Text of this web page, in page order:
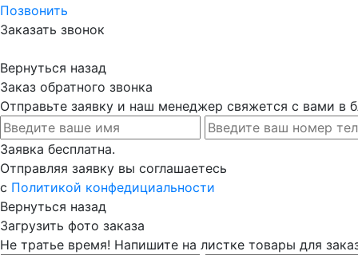
Позвонить
Заказать звонок
Вернуться назад
Заказ обратного звонка
Отправьте заявку и наш менеджер свяжется с вами в
Заявка бесплатна.
Отправляя заявку вы соглашаетесь
с Политикой конфедициальности
Вернуться назад
Загрузить фото заказа
Не тратье время! Напишите на листке товары для